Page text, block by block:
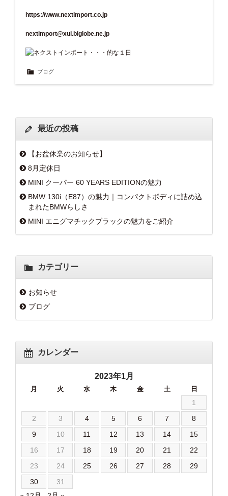
https://www.nextimport.co.jp
nextimport@xui.biglobe.ne.jp
ブログ
最近の投稿
【お盆休業のお知らせ】
8月定休日
MINI クーパー 60 YEARS EDITIONの魅力
BMW 130i（E87）の魅力｜コンパクトボディに詰め込
まれたBMWらしさ
MINI エニグマチックブラックの魅力をご紹介
カテゴリー
お知らせ
ブログ
カレンダー
2023年1月
月 火 水 木 金 土 日
1
2
3 4 5 6 7
8
9
10 11 12 13 14
15
16
17 18 19 20 21
22
23
24 25 26 27 28
29
30
31